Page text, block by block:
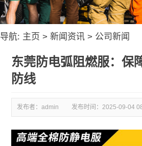
导航: 主页 > 新闻资讯 > 公司新闻
东莞防电弧阻燃服：保
防线
发布者：admin 发布时间：2025-09-04